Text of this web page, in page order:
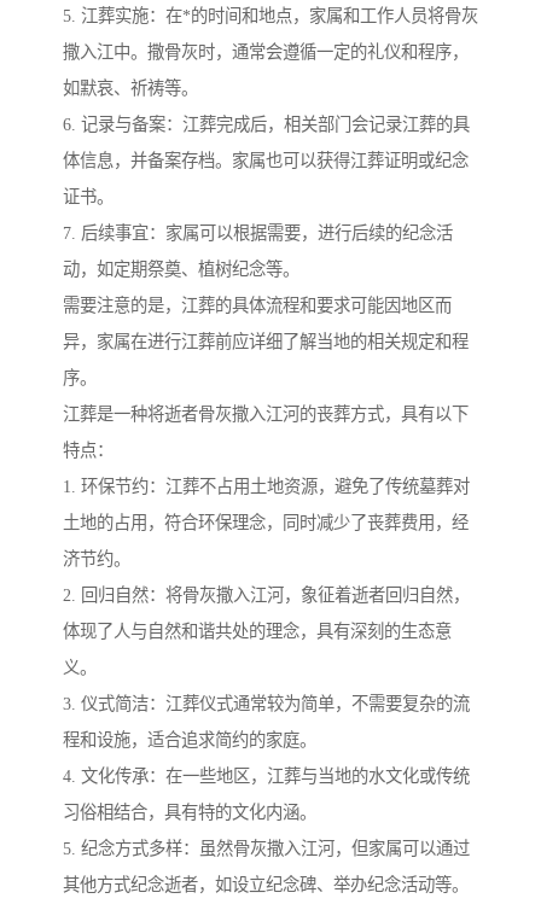
5. 江葬实施：在*的时间和地点，家属和工作人员将骨灰
撒入江中。撒骨灰时，通常会遵循一定的礼仪和程序，
如默哀、祈祷等。
6. 记录与备案：江葬完成后，相关部门会记录江葬的具
体信息，并备案存档。家属也可以获得江葬证明或纪念
证书。
7. 后续事宜：家属可以根据需要，进行后续的纪念活
动，如定期祭奠、植树纪念等。
需要注意的是，江葬的具体流程和要求可能因地区而
异，家属在进行江葬前应详细了解当地的相关规定和程
序。
江葬是一种将逝者骨灰撒入江河的丧葬方式，具有以下
特点：
1. 环保节约：江葬不占用土地资源，避免了传统墓葬对
土地的占用，符合环保理念，同时减少了丧葬费用，经
济节约。
2. 回归自然：将骨灰撒入江河，象征着逝者回归自然，
体现了人与自然和谐共处的理念，具有深刻的生态意
义。
3. 仪式简洁：江葬仪式通常较为简单，不需要复杂的流
程和设施，适合追求简约的家庭。
4. 文化传承：在一些地区，江葬与当地的水文化或传统
习俗相结合，具有特的文化内涵。
5. 纪念方式多样：虽然骨灰撒入江河，但家属可以通过
其他方式纪念逝者，如设立纪念碑、举办纪念活动等。